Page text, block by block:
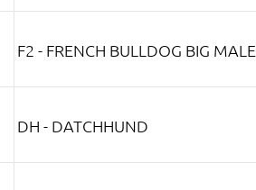
F2 - FRENCH BULLDOG BIG MALE
DH - DATCHHUND